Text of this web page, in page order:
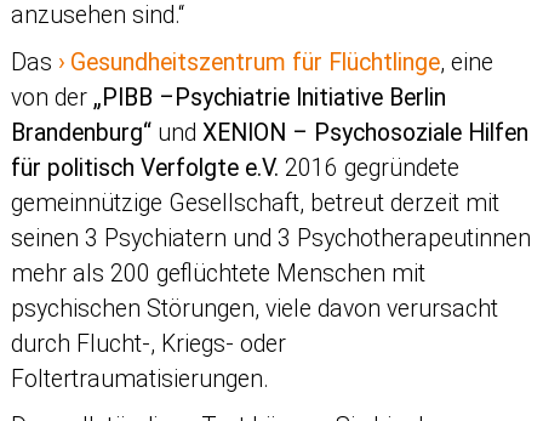
anzusehen sind.“
Das
Gesundheitszentrum für Flüchtlinge, eine
von der „PIBB –Psychiatrie Initiative Berlin
Brandenburg“und XENION – Psychosoziale Hilfen
für politisch Verfolgte e.V. 2016 gegründete
gemeinnützige Gesellschaft, betreut derzeit mit
seinen 3 Psychiatern und 3 Psychotherapeutinnen
mehr als 200 geflüchtete Menschen mit
psychischen Störungen, viele davon verursacht
durch Flucht-, Kriegs- oder
Foltertraumatisierungen.